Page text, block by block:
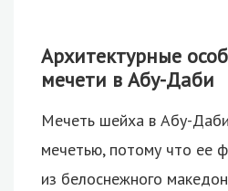
Архитектурные
мечети в Абу-Даби
Мечеть шейха в Абу-
мечетью, потому что ее
из белоснежного